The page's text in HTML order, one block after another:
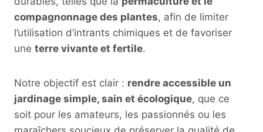
compagnonnage des plantes, afin de limiter
l’utilisation d’intrants chimiques et de favoriser
une terre vivante et fertile.
Notre objectif est clair : rendre accessible un
jardinage simple, sain et écologique, que ce
soit pour les amateurs, les passionnés ou les